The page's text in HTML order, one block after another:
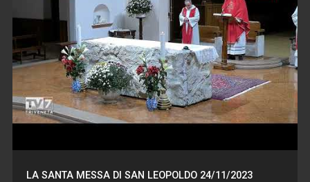
LA SANTA MESSA DI SAN LEOPOLDO 24/11/2023